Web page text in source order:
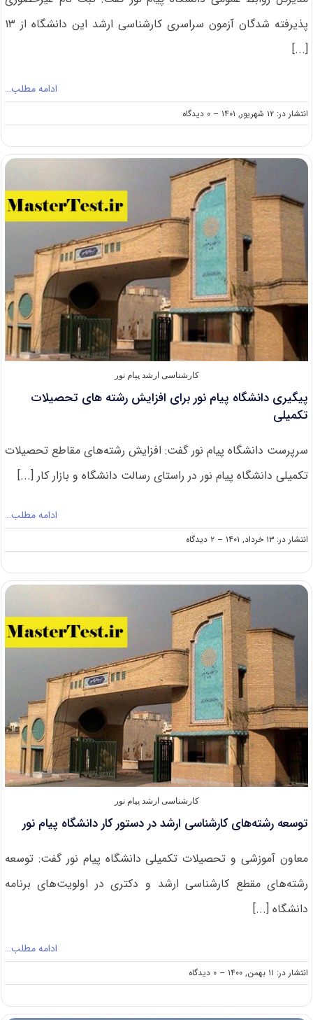
پذیرفته شدگان آزمون سراسری کارشناسی ارشد این دانشگاه از ۱۳
[...]
ادامه مطلب…
انتشار در: ۱۲ شهریور, ۱۴۰۱ -- ۰ دیدگاه
on
اعلام
ثبت‌نام
ارشد
۱۴۰۱
پیام
نور
کارشناسی ارشد پیام نور
پیگیری دانشگاه پیام نور برای افزایش رشته های تحصیلات
تکمیلی
سرپرست دانشگاه پیام نور گفت: افزایش رشته‌های مقاطع تحصیلات
تکمیلی دانشگاه پیام نور در راستای رسالت دانشگاه و بازار کار [...]
ادامه مطلب…
انتشار در: ۱۳ خرداد, ۱۴۰۱ -- ۲ دیدگاه
on
پیگیری
پیام
برای
افزایش
رشته
های
تحصیلات
تکمیلی
کارشناسی ارشد پیام نور
توسعه رشته‌های کارشناسی ارشد در دستور کار دانشگاه پیام نور
معاون آموزشی و تحصیلات تکمیلی دانشگاه پیام نور گفت: توسعه
رشته‌های مقطع کارشناسی ارشد و دکتری در اولویت‌های برنامه
دانشگاه [...]
ادامه مطلب…
انتشار در: ۱۱ بهمن, ۱۴۰۰ -- ۰ دیدگاه
on
توسعه
کارشناسی